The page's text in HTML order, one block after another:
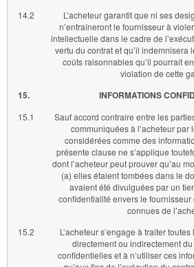
14.2
L’acheteur garantit que ni ses
n’entraîneront le fournisseur à
intellectuelle dans le cadre de
vertu du contrat et qu’il indemnisera
coûts raisonnables qu’il pourrait
violation de cette
15. INFORMATIONS
15.1
Sauf accord contraire entre les
communiquées à l’acheteur par
considérées comme des
présente clause ne s’applique
dont l’acheteur peut prouver qu’au
(a) elles étaient tombées dans le
avaient été divulguées par un
confidentialité envers le
connues de
15.2
L’acheteur s’engage à traiter
directement ou indirectement
confidentielles et à n’utiliser ces